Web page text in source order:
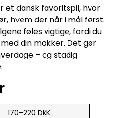
et dansk favoritspil, hvor
hvem der når i mål først.
føles vigtige, fordi du
din makker. Det gør
– og stadig
170–220 DKK